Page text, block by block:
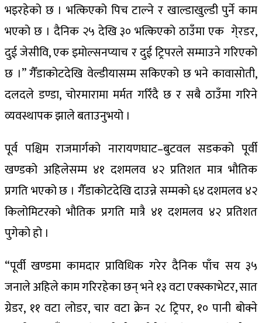
भइरहेको छ । भत्किएको पिच टाल्ने र खाल्डाखुल्डी पुर्ने काम
भएको छ । दैनिक २५ देखि ३० भत्किएको ठाउँमा एक गे्रडर,
दुई जेसीवि, एक इमोल्सनप्याच र दुई ट्रिपरले सम्माउने गरिएको
छ ।” गैँडाकोटदेखि वेल्डीयासम्म सकिएको छ भने कावासोती,
दलदले डण्डा, चोरमारामा मर्मत गरिँदै छ र सबै ठाउँमा गरिने
व्यवस्थापक झाले बताउनुभयो ।
पूर्व पश्चिम राजमार्गको नारायणघाट–बुटवल सडकको पूर्वी
खण्डको अहिलेसम्म ४१ दशमलव ४२ प्रतिशत मात्र भौतिक
प्रगति भएको छ । गैँडाकोटदेखि दाउन्ने सम्मको ६४ दशमलव ४२
किलोमिटरको भौतिक प्रगति मात्रै ४१ दशमलव ४२ प्रतिशत
पुगेको हो ।
“पूर्वी खण्डमा कामदार प्राविधिक गरेर दैनिक पाँच सय ३५
जनाले अहिले काम गरिरहेका छन् भने १३ वटा एक्स्काभेटर, सात
ग्रेडर, ११ वटा लोडर, चार वटा क्रेन २८ ट्रिपर, १० पानी बोक्ने